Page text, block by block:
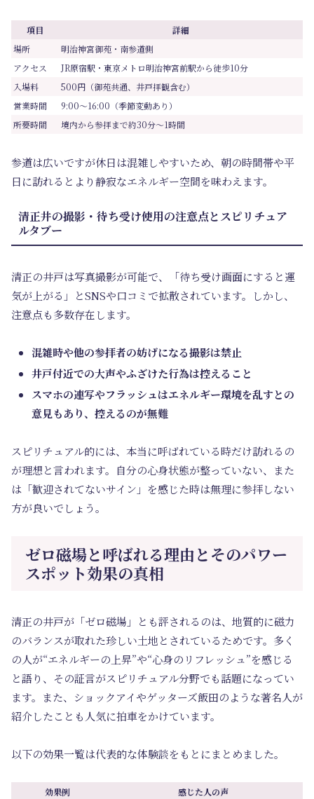
項目
詳細
場所
明治神宮御苑・南参道側
アクセス
JR原宿駅・東京メトロ明治神宮前駅から徒歩10分
入場料
500円（御苑共通、井戸拝観含む）
営業時間
9:00～16:00（季節変動あり）
所要時間
境内から参拝まで約30分～1時間
参道は広いですが休日は混雑しやすいため、朝の時間帯や平
日に訪れるとより静寂なエネルギー空間を味わえます。
清正井の撮影・待ち受け使用の注意点とスピリチュア
ルタブー
清正の井戸は写真撮影が可能で、「待ち受け画面にすると運
気が上がる」とSNSや口コミで拡散されています。しかし、
注意点も多数存在します。
混雑時や他の参拝者の妨げになる撮影は禁止
井戸付近での大声やふざけた行為は控えること
スマホの連写やフラッシュはエネルギー環境を乱すとの
意見もあり、控えるのが無難
スピリチュアル的には、本当に呼ばれている時だけ訪れるの
が理想と言われます。自分の心身状態が整っていない、また
は「歓迎されてないサイン」を感じた時は無理に参拝しない
方が良いでしょう。
ゼロ磁場と呼ばれる理由とそのパワー
スポット効果の真相
清正の井戸が「ゼロ磁場」とも評されるのは、地質的に磁力
のバランスが取れた珍しい土地とされているためです。多く
の人が“エネルギーの上昇”や“心身のリフレッシュ”を感じる
と語り、その証言がスピリチュアル分野でも話題になってい
ます。また、ショックアイやゲッターズ飯田のような著名人が
紹介したことも人気に拍車をかけています。
以下の効果一覧は代表的な体験談をもとにまとめました。
効果例
感じた人の声